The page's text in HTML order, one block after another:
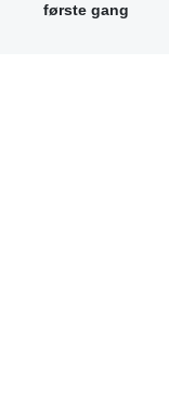
første gang